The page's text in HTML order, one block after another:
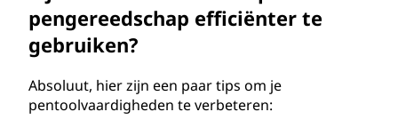
pengereedschap efficiënter te
gebruiken?
Absoluut, hier zijn een paar tips om je
pentoolvaardigheden te verbeteren: